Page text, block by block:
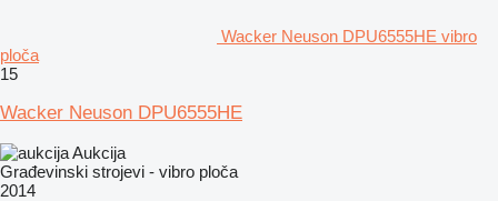
Wacker Neuson DPU6555HE vibro
ploča
15
Wacker Neuson DPU6555HE
Aukcija
Građevinski strojevi - vibro ploča
2014